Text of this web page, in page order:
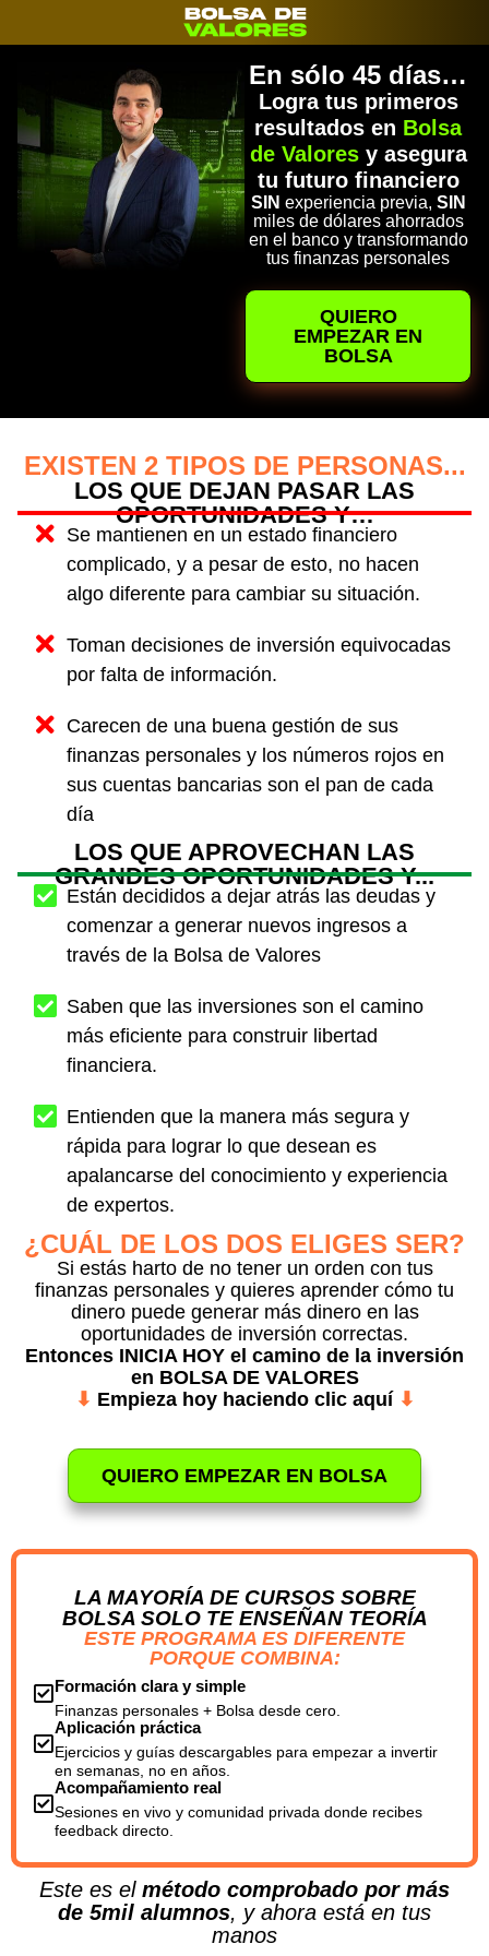
En sólo 45 días…
Logra tus primeros
resultados en Bolsa
de Valoresy asegura
tu futuro financiero
SIN experiencia previa, SIN
miles de dólares ahorrados
en el banco y transformando
tus finanzas personales​
QUIERO
EMPEZAR EN
BOLSA
EXISTEN 2 TIPOS DE PERSONAS...
LOS QUE DEJAN PASAR LAS
OPORTUNIDADES Y…
Se mantienen en un estado financiero
complicado, y a pesar de esto, no hacen
algo diferente para cambiar su situación.
Toman decisiones de inversión equivocadas
por falta de información.
Carecen de una buena gestión de sus
finanzas personales y los números rojos en
sus cuentas bancarias son el pan de cada
día
LOS QUE APROVECHAN LAS
GRANDES OPORTUNIDADES Y...
Están decididos a dejar atrás las deudas y
comenzar a generar nuevos ingresos a
través de la Bolsa de Valores
Saben que las inversiones son el camino
más eficiente para construir libertad
financiera.
Entienden que la manera más segura y
rápida para lograr lo que desean es
apalancarse del conocimiento y experiencia
de expertos.
¿CUÁL DE LOS DOS ELIGES SER?
Si estás harto de no tener un orden con tus
finanzas personales y quieres aprender cómo tu
dinero puede generar más dinero en las
oportunidades de inversión correctas.
Entonces INICIA HOY el camino de la inversión
en BOLSA DE VALORES
⬇ Empieza hoy haciendo clic aquí ⬇
QUIERO EMPEZAR EN BOLSA
LA MAYORÍA DE CURSOS SOBRE
BOLSA SOLO TE ENSEÑAN TEORÍA
ESTE PROGRAMA ES DIFERENTE
PORQUE COMBINA:
Formación clara y simple
Finanzas personales + Bolsa desde cero.
Aplicación práctica
Ejercicios y guías descargables para empezar a invertir
en semanas, no en años.
Acompañamiento real
Sesiones en vivo y comunidad privada donde recibes
feedback directo.
Este es el método comprobado por más
de 5mil alumnos, y ahora está en tus
manos